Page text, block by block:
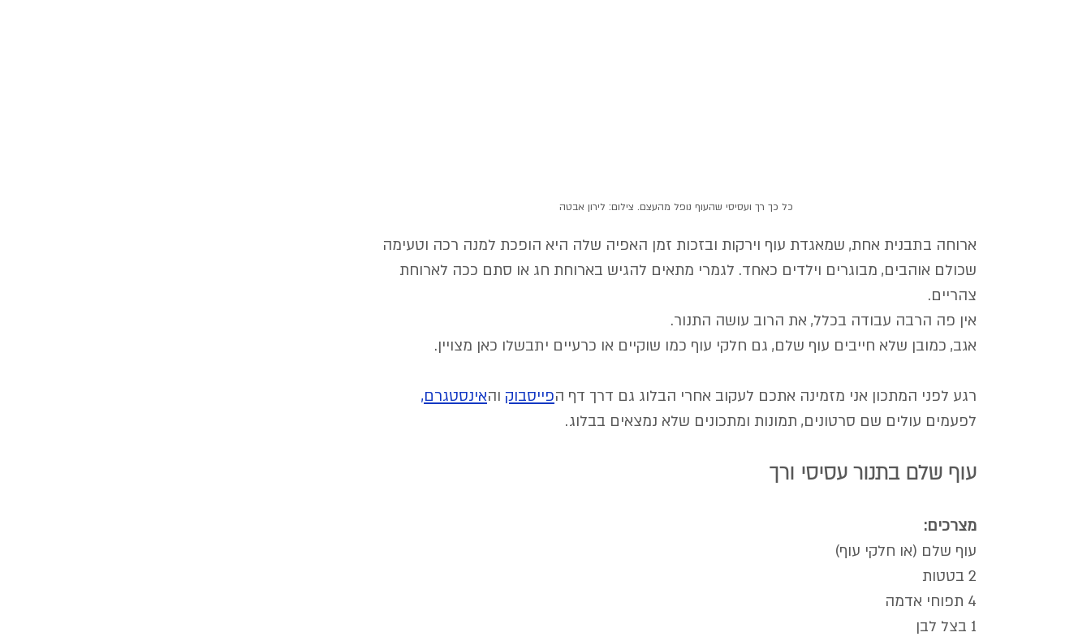
כל כך רך ועסיסי שהעוף נופל מהעצם. צילום: לירון אבטה
ארוחה בתבנית אחת, שמאגדת עוף וירקות ובזכות זמן האפיה שלה היא הופכת למנה רכה וטעימה
שכולם אוהבים, מבוגרים וילדים כאחד. לגמרי מתאים להגיש בארוחת חג או סתם ככה לארוחת
צהריים.
אין פה הרבה עבודה בכלל, את הרוב עושה התנור.
אגב, כמובן שלא חייבים עוף שלם, גם חלקי עוף כמו שוקיים או כרעיים יתבשלו כאן מצויין.
רגע לפני המתכון אני מזמינה אתכם לעקוב אחרי הבלוג גם דרך דף הפייסבוק והאינסטגרם,
לפעמים עולים שם סרטונים, תמונות ומתכונים שלא נמצאים בבלוג.
עוף שלם בתנור עסיסי ורך
מצרכים:
עוף שלם (או חלקי עוף)
2 בטטות
4 תפוחי אדמה
1 בצל לבן